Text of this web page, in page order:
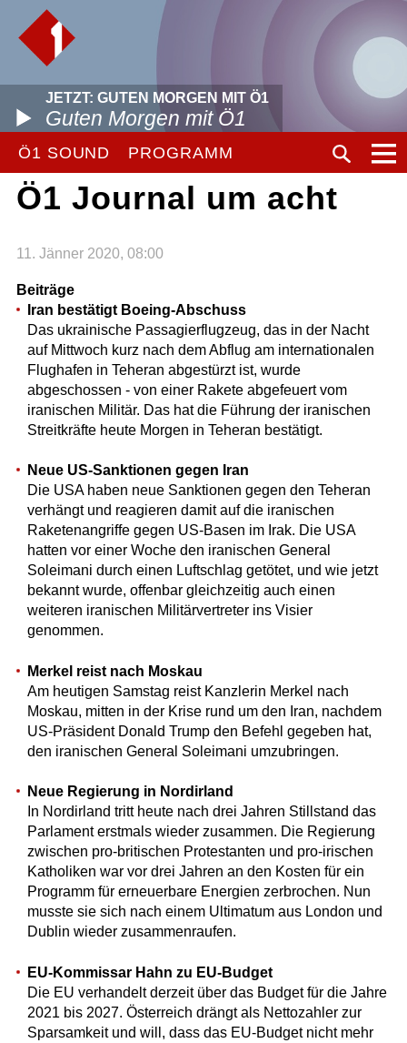
JETZT: GUTEN MORGEN MIT Ö1
Guten Morgen mit Ö1
Ö1 SOUND PROGRAMM
Ö1 Journal um acht
11. Jänner 2020, 08:00
Beiträge
Iran bestätigt Boeing-Abschuss
Das ukrainische Passagierflugzeug, das in der Nacht
auf Mittwoch kurz nach dem Abflug am internationalen
Flughafen in Teheran abgestürzt ist, wurde
abgeschossen - von einer Rakete abgefeuert vom
iranischen Militär. Das hat die Führung der iranischen
Streitkräfte heute Morgen in Teheran bestätigt.
Neue US-Sanktionen gegen Iran
Die USA haben neue Sanktionen gegen den Teheran
verhängt und reagieren damit auf die iranischen
Raketenangriffe gegen US-Basen im Irak. Die USA
hatten vor einer Woche den iranischen General
Soleimani durch einen Luftschlag getötet, und wie jetzt
bekannt wurde, offenbar gleichzeitig auch einen
weiteren iranischen Militärvertreter ins Visier
genommen.
Merkel reist nach Moskau
Am heutigen Samstag reist Kanzlerin Merkel nach
Moskau, mitten in der Krise rund um den Iran, nachdem
US-Präsident Donald Trump den Befehl gegeben hat,
den iranischen General Soleimani umzubringen.
Neue Regierung in Nordirland
In Nordirland tritt heute nach drei Jahren Stillstand das
Parlament erstmals wieder zusammen. Die Regierung
zwischen pro-britischen Protestanten und pro-irischen
Katholiken war vor drei Jahren an den Kosten für ein
Programm für erneuerbare Energien zerbrochen. Nun
musste sie sich nach einem Ultimatum aus London und
Dublin wieder zusammenraufen.
EU-Kommissar Hahn zu EU-Budget
Die EU verhandelt derzeit über das Budget für die Jahre
2021 bis 2027. Österreich drängt als Nettozahler zur
Sparsamkeit und will, dass das EU-Budget nicht mehr